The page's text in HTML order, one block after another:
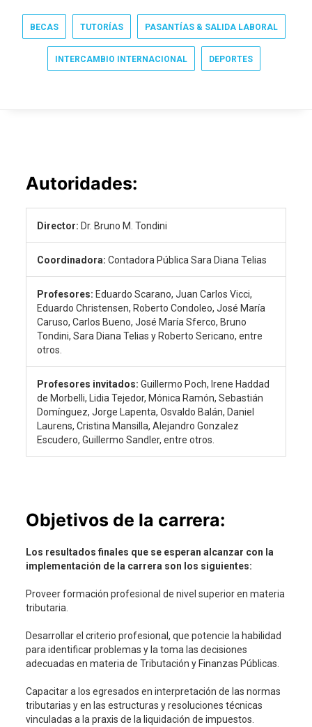
BECAS TUTORÍAS PASANTÍAS & SALIDA LABORAL
INTERCAMBIO INTERNACIONAL DEPORTES
Autoridades:
Director: Dr. Bruno M. Tondini
Coordinadora: Contadora Pública Sara Diana Telias
Profesores: Eduardo Scarano, Juan Carlos Vicci,
Eduardo Christensen, Roberto Condoleo, José María
Caruso, Carlos Bueno, José María Sferco, Bruno
Tondini, Sara Diana Telias y Roberto Sericano, entre
otros.
Profesores invitados: Guillermo Poch, Irene Haddad
de Morbelli, Lidia Tejedor, Mónica Ramón, Sebastián
Domínguez, Jorge Lapenta, Osvaldo Balán, Daniel
Laurens, Cristina Mansilla, Alejandro Gonzalez
Escudero, Guillermo Sandler, entre otros.
Objetivos de la carrera:
Los resultados finales que se esperan alcanzar con la
implementación de la carrera son los siguientes:
Proveer formación profesional de nivel superior en materia
tributaria.
Desarrollar el criterio profesional, que potencie la habilidad
para identificar problemas y la toma las decisiones
adecuadas en materia de Tributación y Finanzas Públicas.
Capacitar a los egresados en interpretación de las normas
tributarias y en las estructuras y resoluciones técnicas
vinculadas a la praxis de la liquidación de impuestos.